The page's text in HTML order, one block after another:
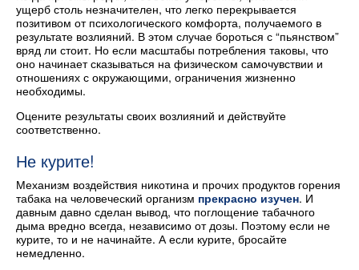
ущерб столь незначителен, что легко перекрывается
позитивом от психологического комфорта, получаемого в
результате возлияний. В этом случае бороться с “пьянством”
вряд ли стоит. Но если масштабы потребления таковы, что
оно начинает сказываться на физическом самочувствии и
отношениях с окружающими, ограничения жизненно
необходимы.
Оцените результаты своих возлияний и действуйте
соответственно.
Не курите!
Механизм воздействия никотина и прочих продуктов горения
табака на человеческий организм прекрасно изучен. И
давным давно сделан вывод, что поглощение табачного
дыма вредно всегда, независимо от дозы. Поэтому если не
курите, то и не начинайте. А если курите, бросайте
немедленно.